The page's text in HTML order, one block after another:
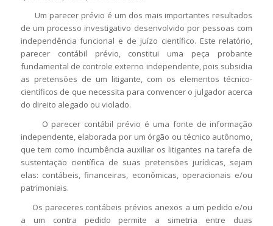
Um parecer prévio é um dos mais importantes resultados
de um processo investigativo desenvolvido por pessoas com
independência funcional e de juízo científico. Este relatório,
parecer contábil prévio, constitui uma peça probante
fundamental de controle externo independente, pois subsidia
as pretensões de um litigante, com os elementos técnico-
científicos de que necessita para convencer o julgador acerca
do direito alegado ou violado.
O parecer contábil prévio é uma fonte de informação
independente, elaborada por um órgão ou técnico autônomo,
que tem como incumbência auxiliar os litigantes na tarefa de
sustentação científica de suas pretensões jurídicas, sejam
elas: contábeis, financeiras, econômicas, operacionais e/ou
patrimoniais.
Os pareceres contábeis prévios anexos a um pedido e/ou
a um contra pedido permite a simetria entre duas